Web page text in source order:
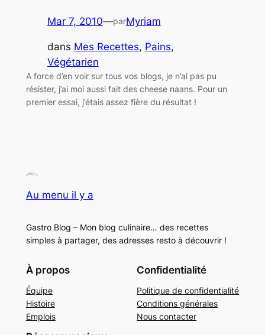
Mar 7, 2010—parMyriam
dans Mes Recettes, Pains
Végétarien
A force d’en voir sur tous vos blogs, je n’ai pas pu
résister, j’ai moi aussi fait des cheese naans. Pour un
premier essai, j’étais assez fière du résultat !
Au menu il y a
Gastro Blog – Mon blog culinaire… des recettes
simples à partager, des adresses resto à découvrir !
À propos
Équipe
Histoire
Emplois
Confidentialité
Politique de confidentialité
Conditions générales
Nous contacter